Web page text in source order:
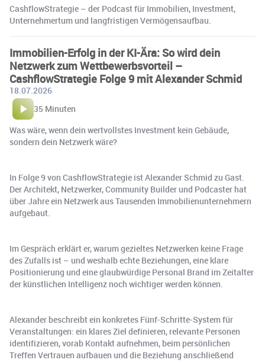
CashflowStrategie – der Podcast für Immobilien, Investment,
Unternehmertum und langfristigen Vermögensaufbau.
Immobilien-Erfolg in der KI-Ära: So wird dein
Netzwerk zum Wettbewerbsvorteil –
CashflowStrategie Folge 9 mit Alexander Schmid
18.07.2026
35 Minuten
Was wäre, wenn dein wertvollstes Investment kein Gebäude,
sondern dein Netzwerk wäre?
In Folge 9 von CashflowStrategie ist Alexander Schmid zu Gast.
Der Architekt, Netzwerker, Community Builder und Podcaster hat
über Jahre ein Netzwerk aus Tausenden Immobilienunternehmern
aufgebaut.
Im Gespräch erklärt er, warum gezieltes Netzwerken keine Frage
des Zufalls ist – und weshalb echte Beziehungen, eine klare
Positionierung und eine glaubwürdige Personal Brand im Zeitalter
der künstlichen Intelligenz noch wichtiger werden können.
Alexander beschreibt ein konkretes Fünf-Schritte-System für
Veranstaltungen: ein klares Ziel definieren, relevante Personen
identifizieren, vorab Kontakt aufnehmen, beim persönlichen
Treffen Vertrauen aufbauen und die Beziehung anschließend